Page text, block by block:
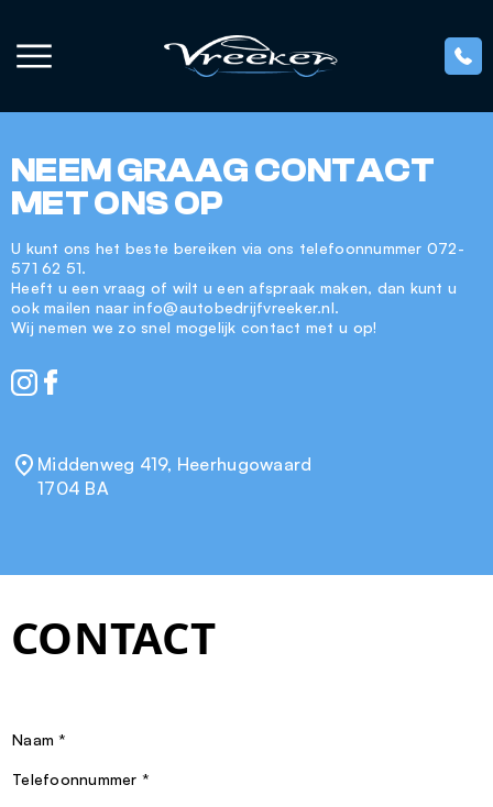
NEEM GRAAG CONTACT
MET ONS OP
U kunt ons het beste bereiken via ons telefoonnummer 072-
571 62 51.
Heeft u een vraag of wilt u een afspraak maken, dan kunt u
ook mailen naarinfo@autobedrijfvreeker.nl.
Wij nemen we zo snel mogelijk contact met u op!
Middenweg 419, Heerhugowaard
1704 BA
CONTACT